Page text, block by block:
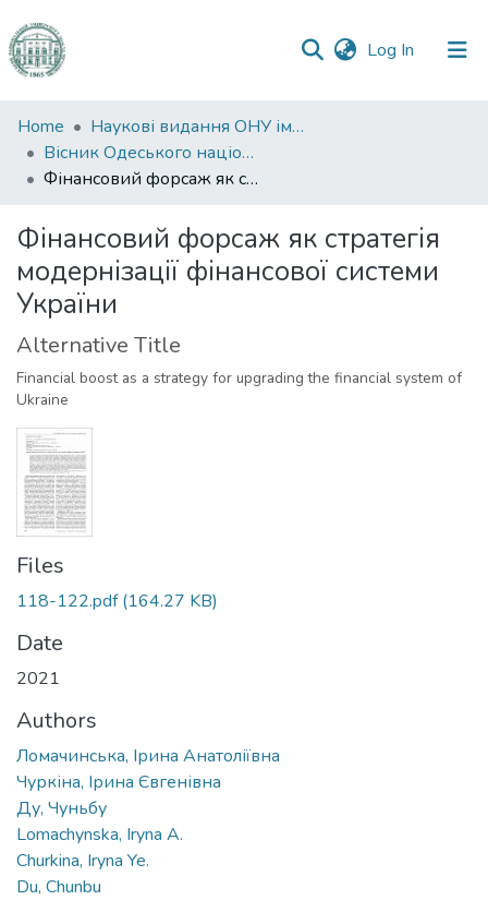
Log In (current)
Communities
&
Collections
Statistics
Home
Наукові видання ОНУ імені І. І. Мечникова
Вісник Одеського національного університету. Економіка
Фінансовий форсаж як стратегія модернізації фінансової системи України
Фінансовий форсаж як стратегія
модернізації фінансової системи
України
Alternative Title
Financial boost as a strategy for upgrading the financial system of
Ukraine
Files
118-122.pdf(164.27 KB)
Date
2021
Authors
Ломачинська, Ірина Анатоліївна
Чуркіна, Ірина Євгенівна
Ду, Чуньбу
Lomachynska, Iryna A.
Churkina, Iryna Ye.
Du, Chunbu